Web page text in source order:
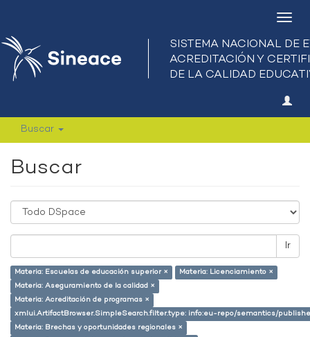
Buscar
Buscar
Ir
Materia: Escuelas de educación superior ×
Materia: Licenciamiento ×
Materia: Aseguramiento de la calidad ×
Materia: Acreditación de programas ×
xmlui.ArtifactBrowser.SimpleSearch.filter.type: info:eu-repo/semantics/
Materia: Brechas y oportunidades regionales ×